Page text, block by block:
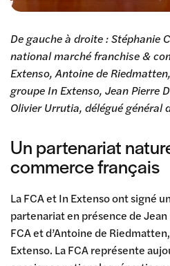
De gauche à droite : Stéphanie
national marché franchise &
Extenso, Antoine de
groupe In Extenso, Jean Pierre
Olivier Urrutia, délégué général
Un partenariat
commerce français
La FCA et In Extenso ont signé
partenariat en présence de
FCA et d’Antoine de
Extenso. La FCA représente